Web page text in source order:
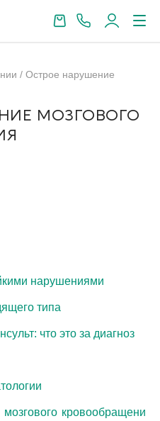
/ Острое нарушение
МОЗГОВОГО
нарушениями
типа
что это за диагноз